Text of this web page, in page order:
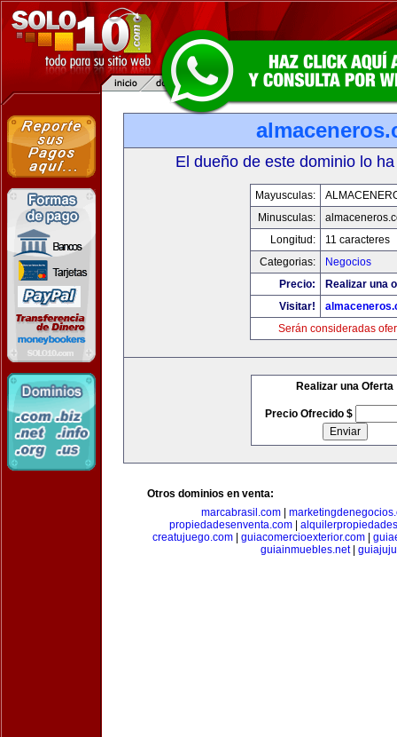
El dueño de este dominio lo
Mayusculas:
Minusculas:
Longitud:
11 caracteres
Categorias:
Negocios
Precio:
Realizar una
Visitar!
Serán consideradas
Realizar una Oferta
Precio Ofrecido $
Otros dominios en venta:
marcabrasil.com
propiedadesenventa.com
creatujuego.com| guiacomercioexterior.com|
guiainmuebles.net|